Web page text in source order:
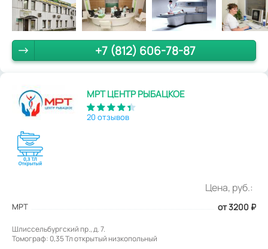
+7 (812) 606-78-87
МРТ ЦЕНТР РЫБАЦКОЕ
20 отзывов
Цена, руб.:
МРТ от 3200 ₽
Шлиссельбургский пр., д. 7.
Томограф: 0,35 Тл открытый низкопольный